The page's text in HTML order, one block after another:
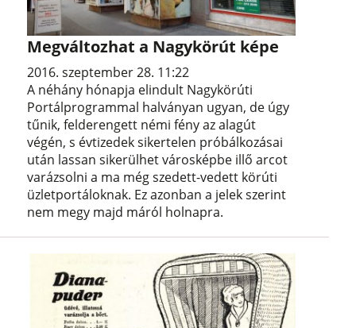
Megváltozhat a Nagykörút képe
2016. szeptember 28. 11:22
A néhány hónapja elindult Nagykörúti
Portálprogrammal halványan ugyan, de úgy
tűnik, felderengett némi fény az alagút
végén, s évtizedek sikertelen próbálkozásai
után lassan sikerülhet városképbe illő arcot
varázsolni a ma még szedett-vedett körúti
üzletportáloknak. Ez azonban a jelek szerint
nem megy majd máról holnapra.